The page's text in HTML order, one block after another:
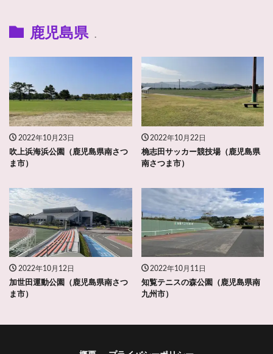
鹿児島県 .
2022年10月23日
吹上浜海浜公園（鹿児島県南さつ
ま市）
2022年10月22日
桷志田サッカー競技場（鹿児島県
南さつま市）
2022年10月12日
加世田運動公園（鹿児島県南さつ
ま市）
2022年10月11日
知覧テニスの森公園（鹿児島県南
九州市）